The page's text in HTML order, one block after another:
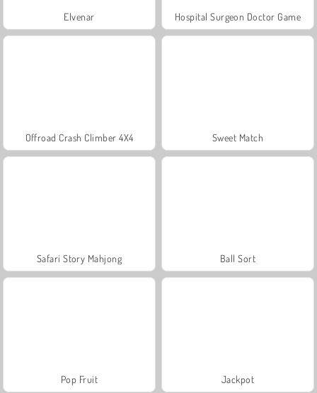
Elvenar Hospital Surgeon Doctor Game
Offroad Crash Climber 4X4 Sweet Match
Safari Story Mahjong Ball Sort
Pop Fruit Jackpot